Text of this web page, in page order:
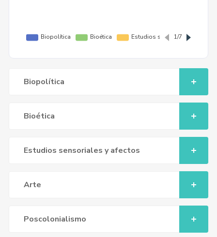
Biopolítica
Bioética
Estudios sensoriales y afectos
Arte
Poscolonialismo